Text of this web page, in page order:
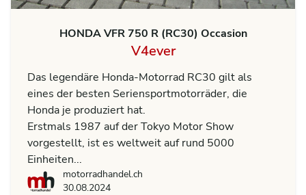
HONDA VFR 750 R (RC30) Occasion
V4ever
Das legendäre Honda-Motorrad RC30 gilt als
eines der besten Seriensportmotorräder, die
Honda je produziert hat.
Erstmals 1987 auf der Tokyo Motor Show
vorgestellt, ist es weltweit auf rund 5000
Einheiten...
motorradhandel.ch
motorradhandel.ch
30.08.2024